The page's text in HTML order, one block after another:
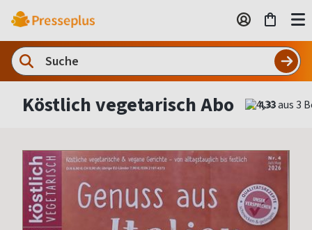
Köstlich vegetarisch Abo 4,33